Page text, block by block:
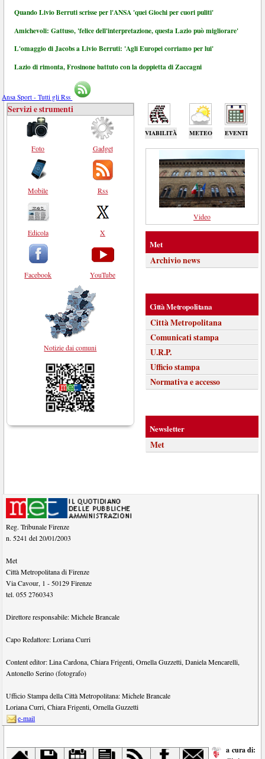
Quando Livio Berruti scrisse per l'ANSA 'quei Giochi per cuori puliti'
Amichevoli: Gattuso, 'felice dell'interpretazione, questa Lazio può migliorare'
L'omaggio di Jacobs a Livio Berruti: 'Agli Europei corriamo per lui'
Lazio di rimonta, Frosinone battuto con la doppietta di Zaccagni
Ansa Sport - Tutti gli Rss
VIABILITÀ METEO EVENTI
Servizi e strumenti
Foto
Mobile
Edicola
Facebook
Gadget
Rss
X
YouTube
Notizie dai comuni
Video
Met
Archivio news
Città Metropolitana
Città Metropolitana
Comunicati stampa
U.R.P.
Ufficio stampa
Normativa e accesso
Newsletter
Met
Reg. Tribunale Firenze
n. 5241 del 20/01/2003
Met
Città Metropolitana di Firenze
Via Cavour, 1 - 50129 Firenze
tel.055 2760343
Direttore responsabile:Michele Brancale
Capo Redattore:Loriana Curri
Content editor:Lina Cardona,Chiara Frigenti,Ornella Guzzetti,Daniela Mencarelli,
Antonello Serino (fotografo)
Ufficio Stampa della Città Metropolitana:Michele Brancale
Loriana Curri,Chiara Frigenti,Ornella Guzzetti
e-mail
a cura di: